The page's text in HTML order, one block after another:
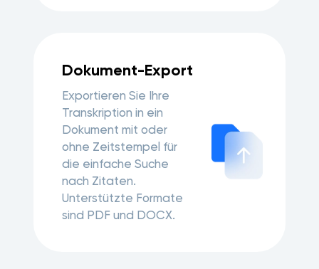
Dokument-Export
Exportieren Sie Ihre
Transkription in ein
Dokument mit oder
ohne Zeitstempel für
die einfache Suche
nach Zitaten.
Unterstützte Formate
sind PDF und DOCX.